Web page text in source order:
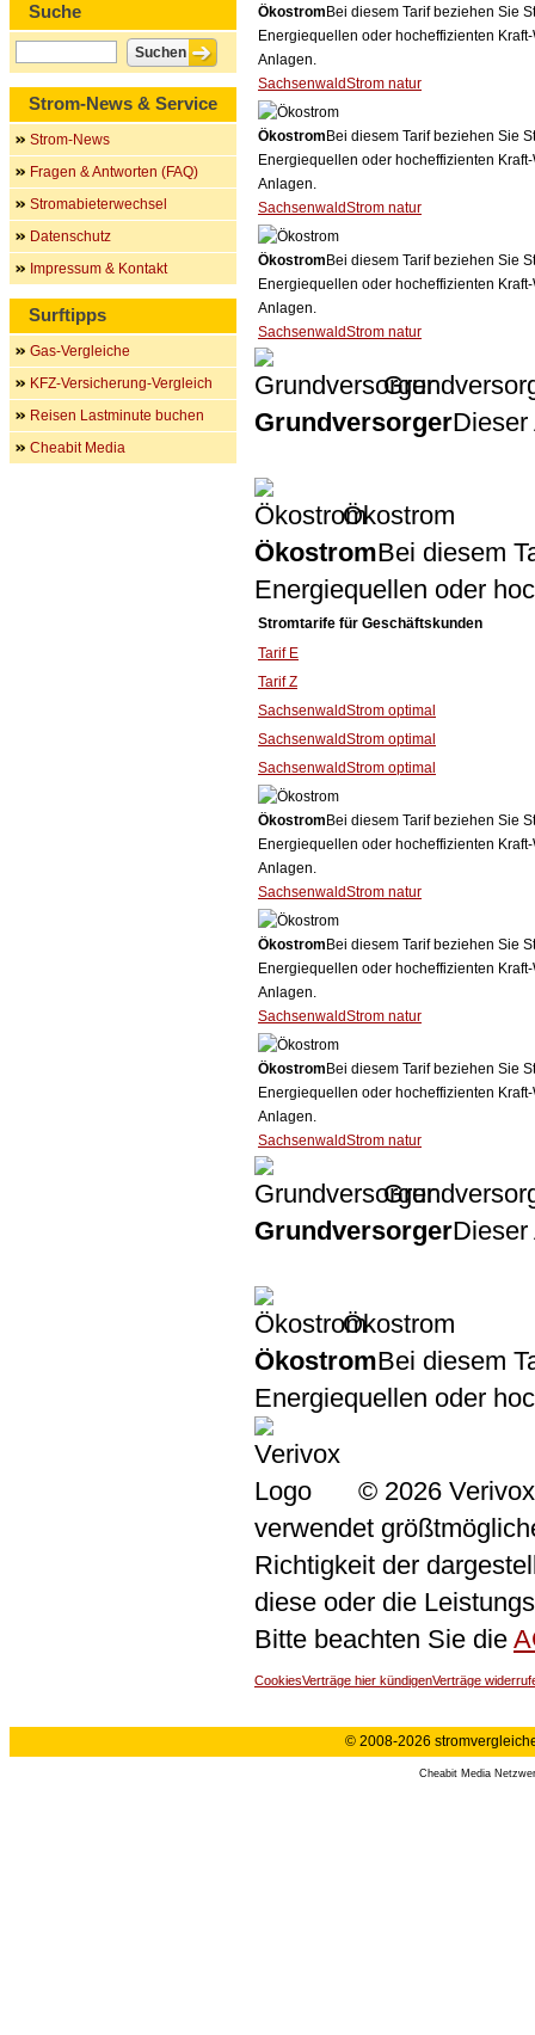
Ökostrom Bei diesem Tarif beziehen Sie
Energiequellen oder hocheffizienten
Anlagen.
SachsenwaldStrom natur
Ökostrom Bei diesem Tarif beziehen Sie
Energiequellen oder hocheffizienten
Anlagen.
SachsenwaldStrom natur
Ökostrom Bei diesem Tarif beziehen Sie
Energiequellen oder hocheffizienten
Anlagen.
SachsenwaldStrom natur
GrundversorgerDieser
Ökostrom
ÖkostromBei diesem
Energiequellen oder
Stromtarife für Geschäftskunden
Tarif E
Tarif Z
SachsenwaldStrom optimal
SachsenwaldStrom optimal
SachsenwaldStrom optimal
Ökostrom Bei diesem Tarif beziehen Sie
Energiequellen oder hocheffizienten
Anlagen.
SachsenwaldStrom natur
Ökostrom Bei diesem Tarif beziehen Sie
Energiequellen oder hocheffizienten
Anlagen.
SachsenwaldStrom natur
Ökostrom Bei diesem Tarif beziehen Sie
Energiequellen oder hocheffizienten
Anlagen.
SachsenwaldStrom natur
GrundversorgerDieser
Ökostrom
ÖkostromBei diesem
Energiequellen oder
© 2026
verwendet
Richtigkeit der
diese oder die
Bitte beachten Sie die
CookiesVerträge hier kündigenVerträge
Suche
Strom-News & Service
Strom-News
Fragen & Antworten (FAQ)
Stromabieterwechsel
Datenschutz
Impressum & Kontakt
Surftipps
Gas-Vergleiche
KFZ-Versicherung-Vergleich
Reisen Lastminute buchen
Cheabit Media
© 2008-2026
Cheabit Media